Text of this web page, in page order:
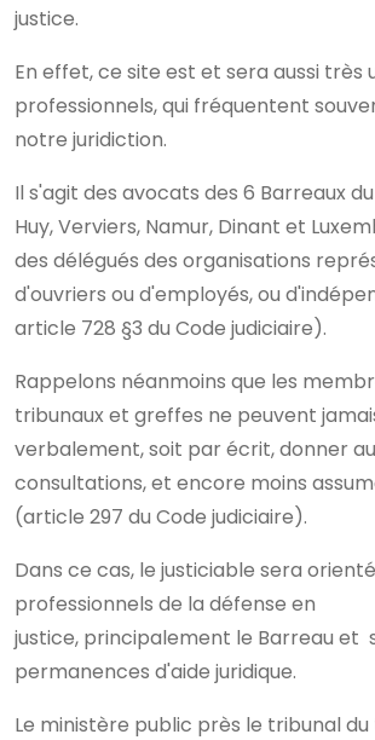
justice.
En effet, ce site est et sera aussi très
professionnels, qui fréquentent
notre juridiction.
Il s'agit des avocats des 6 Barreaux
Huy, Verviers, Namur, Dinant et
des délégués des organisations
d'ouvriers ou d'employés, ou
article 728 §3 du Code judiciaire).
Rappelons néanmoins que les
tribunaux et greffes ne peuvent
verbalement, soit par écrit, donner
consultations, et encore moins
(article 297 du Code judiciaire).
Dans ce cas, le justiciable sera
professionnels de la défense en
justice, principalement le Barreau et
permanences d'aide juridique.
Le ministère public près le tribunal du